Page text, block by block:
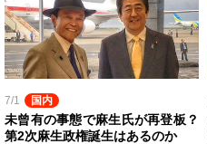
7/1 国内
未曾有の事態で麻生氏が再登板？
第2次麻生政権誕生はあるのか